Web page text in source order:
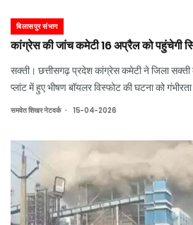
बिलासपुर संभाग
कांग्रेस की जांच कमेटी 16 अप्रैल को पहुंचेगी
सक्ती। छत्तीसगढ़ प्रदेश कांग्रेस कमेटी ने जिला सक्ती
प्लांट में हुए भीषण बॉयलर विस्फोट की घटना को
स्तरीय कमेटी का गठन किया है। जांच कमेटी 16 अप्रैल
समवेत शिखर नेटवर्क . 15-04-2026